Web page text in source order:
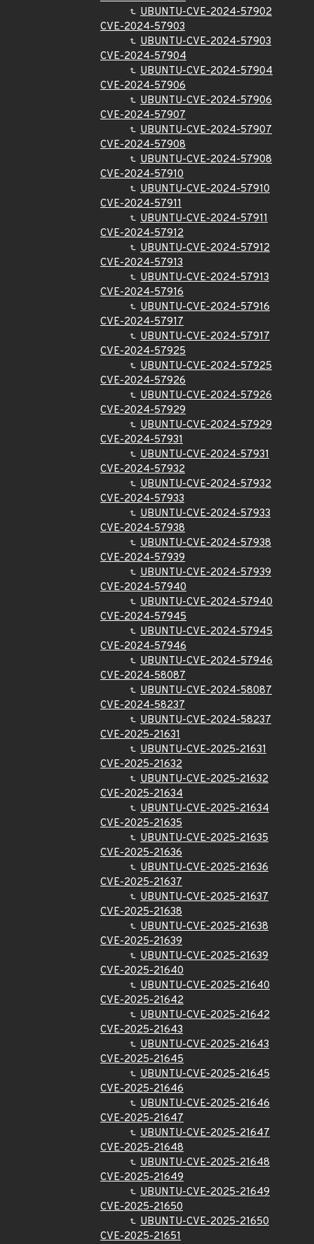
UBUNTU-CVE-2024-57902
CVE-2024-57903
UBUNTU-CVE-2024-57903
CVE-2024-57904
UBUNTU-CVE-2024-57904
CVE-2024-57906
UBUNTU-CVE-2024-57906
CVE-2024-57907
UBUNTU-CVE-2024-57907
CVE-2024-57908
UBUNTU-CVE-2024-57908
CVE-2024-57910
UBUNTU-CVE-2024-57910
CVE-2024-57911
UBUNTU-CVE-2024-57911
CVE-2024-57912
UBUNTU-CVE-2024-57912
CVE-2024-57913
UBUNTU-CVE-2024-57913
CVE-2024-57916
UBUNTU-CVE-2024-57916
CVE-2024-57917
UBUNTU-CVE-2024-57917
CVE-2024-57925
UBUNTU-CVE-2024-57925
CVE-2024-57926
UBUNTU-CVE-2024-57926
CVE-2024-57929
UBUNTU-CVE-2024-57929
CVE-2024-57931
UBUNTU-CVE-2024-57931
CVE-2024-57932
UBUNTU-CVE-2024-57932
CVE-2024-57933
UBUNTU-CVE-2024-57933
CVE-2024-57938
UBUNTU-CVE-2024-57938
CVE-2024-57939
UBUNTU-CVE-2024-57939
CVE-2024-57940
UBUNTU-CVE-2024-57940
CVE-2024-57945
UBUNTU-CVE-2024-57945
CVE-2024-57946
UBUNTU-CVE-2024-57946
CVE-2024-58087
UBUNTU-CVE-2024-58087
CVE-2024-58237
UBUNTU-CVE-2024-58237
CVE-2025-21631
UBUNTU-CVE-2025-21631
CVE-2025-21632
UBUNTU-CVE-2025-21632
CVE-2025-21634
UBUNTU-CVE-2025-21634
CVE-2025-21635
UBUNTU-CVE-2025-21635
CVE-2025-21636
UBUNTU-CVE-2025-21636
CVE-2025-21637
UBUNTU-CVE-2025-21637
CVE-2025-21638
UBUNTU-CVE-2025-21638
CVE-2025-21639
UBUNTU-CVE-2025-21639
CVE-2025-21640
UBUNTU-CVE-2025-21640
CVE-2025-21642
UBUNTU-CVE-2025-21642
CVE-2025-21643
UBUNTU-CVE-2025-21643
CVE-2025-21645
UBUNTU-CVE-2025-21645
CVE-2025-21646
UBUNTU-CVE-2025-21646
CVE-2025-21647
UBUNTU-CVE-2025-21647
CVE-2025-21648
UBUNTU-CVE-2025-21648
CVE-2025-21649
UBUNTU-CVE-2025-21649
CVE-2025-21650
UBUNTU-CVE-2025-21650
CVE-2025-21651